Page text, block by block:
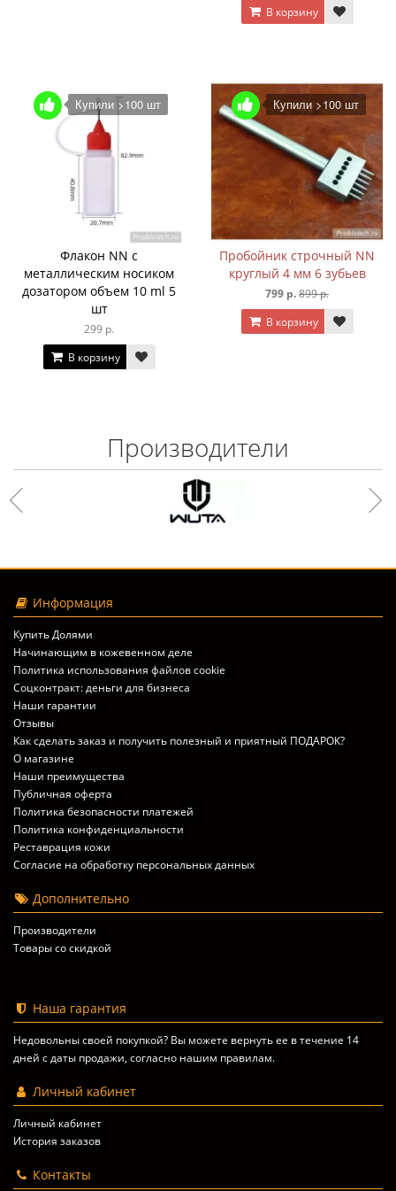
В корзину
Купили >100 шт
Флакон NN с
металлическим носиком
дозатором объем 10 ml 5
шт
299 р.
В корзину
Купили >100 шт
Пробойник строчный NN
круглый 4 мм 6 зубьев
799 р.899 р.
В корзину
Производители
Информация
Купить Долями
Начинающим в кожевенном деле
Политика использования файлов cookie
Соцконтракт: деньги для бизнеса
Наши гарантии
Отзывы
Как сделать заказ и получить полезный и приятный ПОДАРОК?
О магазине
Наши преимущества
Публичная оферта
Политика безопасности платежей
Политика конфиденциальности
Реставрация кожи
Согласие на обработку персональных данных
Дополнительно
Производители
Товары со скидкой
Наша гарантия
Недовольны своей покупкой? Вы можете вернуть ее в течение 14
дней с даты продажи, согласно нашим правилам.
Личный кабинет
Личный кабинет
История заказов
Контакты